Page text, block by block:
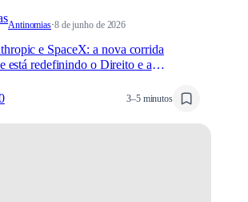
Antinomias·8 de junho de 2026
e SpaceX: a nova corrida
está redefinindo o Direito e a
3–5 minutos